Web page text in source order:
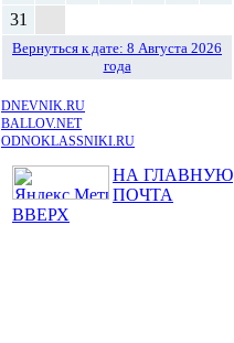
31
Вернуться к дате: 8 Августа 2026
года
DNEVNIK.RU
BALLOV.NET
ODNOKLASSNIKI.RU
НА ГЛАВНУЮ
ПОЧТА
ВВЕРХ